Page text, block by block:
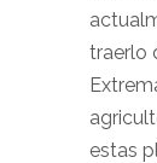
traerlo
estas